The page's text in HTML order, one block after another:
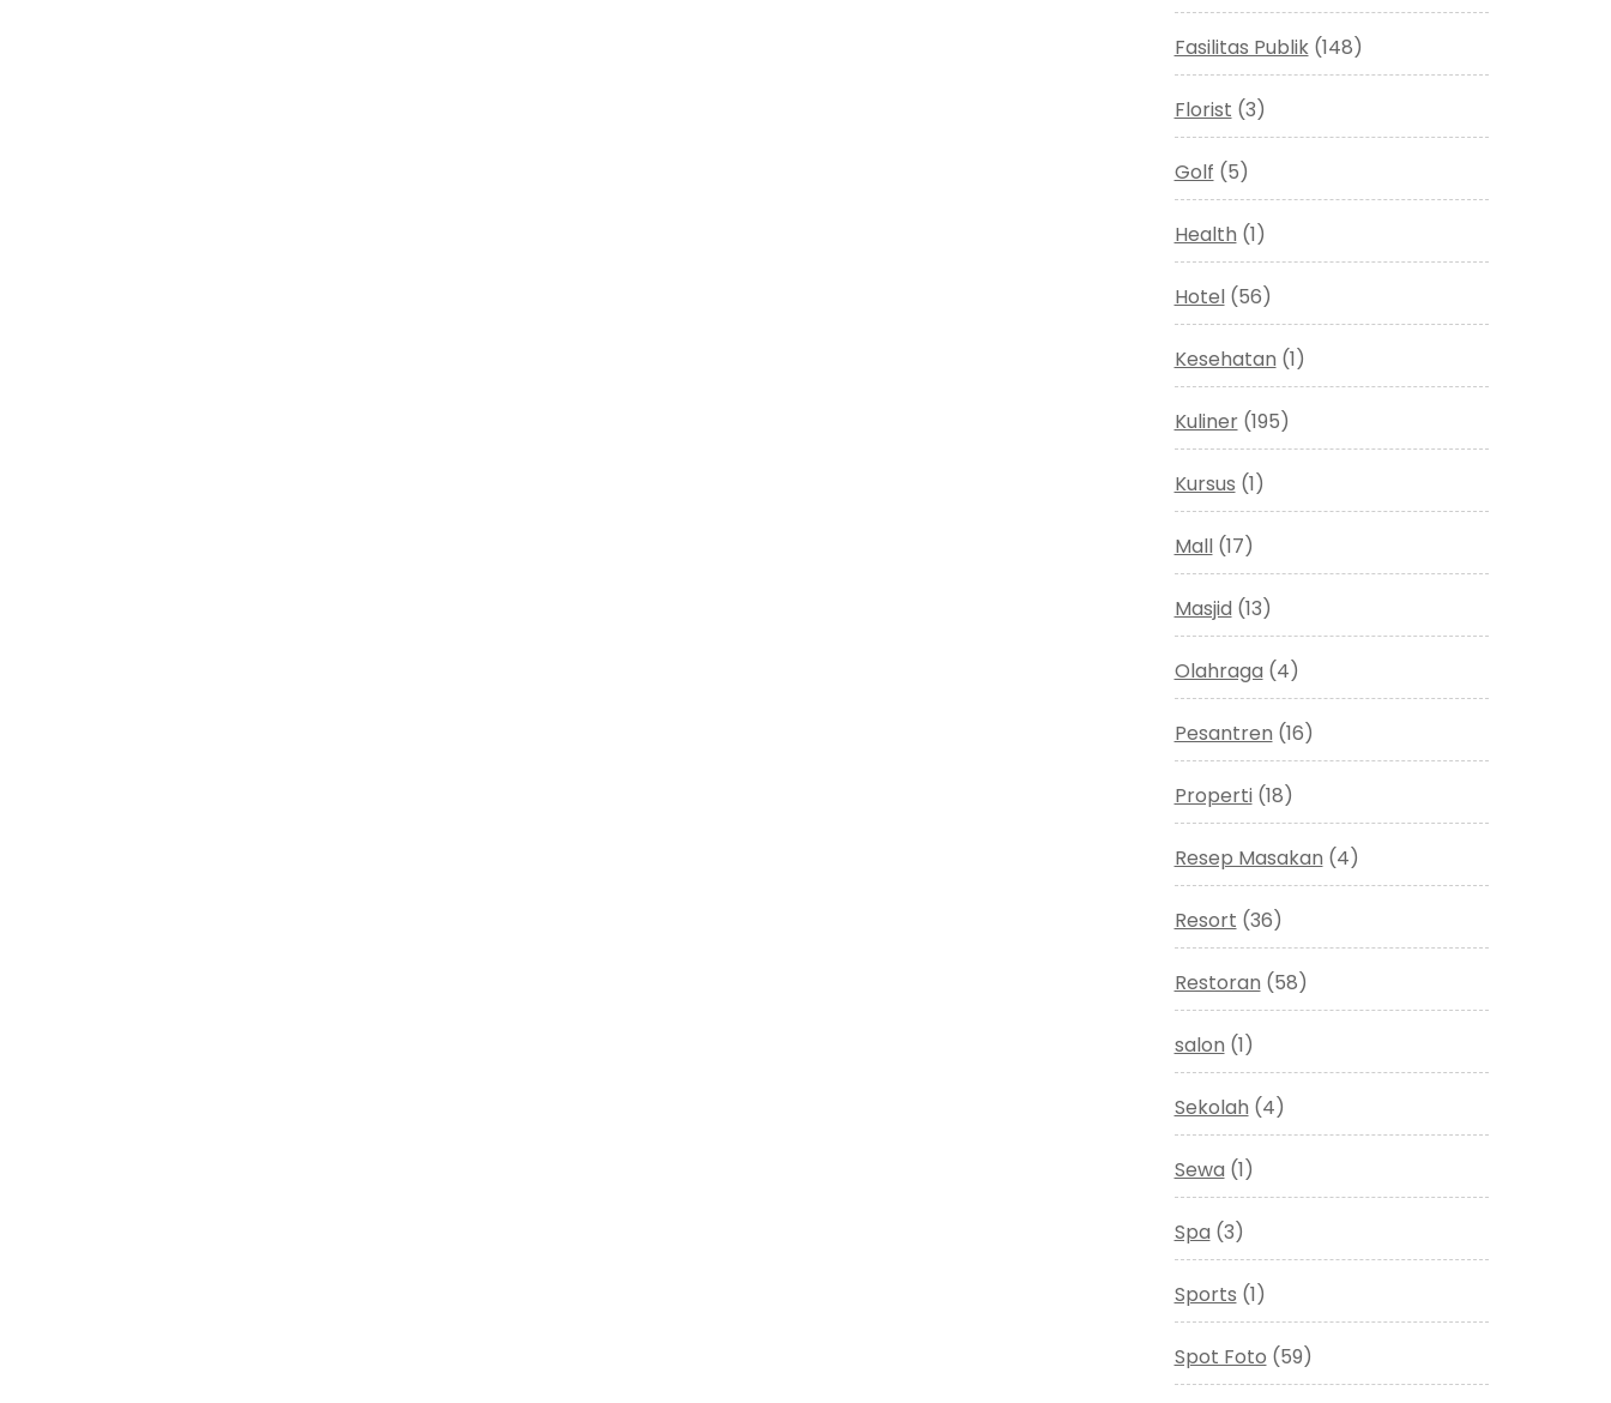
Fasilitas Publik(148)
Florist (3)
Golf (5)
Health (1)
Hotel(56)
Kesehatan (1)
Kuliner(195)
Kursus (1)
Mall(17)
Masjid (13)
Olahraga (4)
Pesantren (16)
Properti(18)
Resep Masakan (4)
Resort (36)
Restoran (58)
salon (1)
Sekolah (4)
Sewa (1)
Spa (3)
Sports (1)
Spot Foto (59)